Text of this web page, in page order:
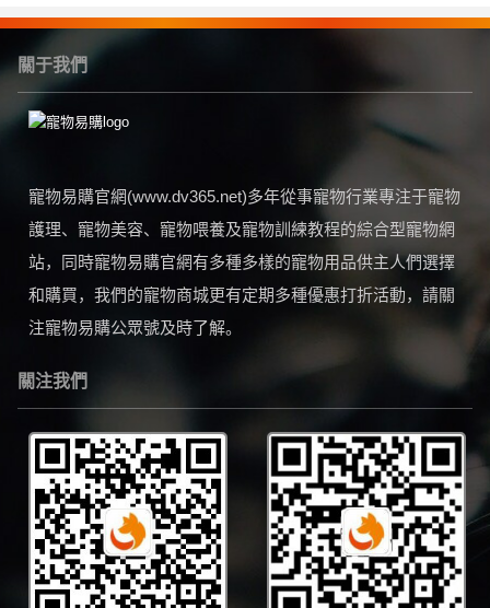
關于我們
寵物易購官網(www.dv365.net)多年從事寵物行業專注于寵物
護理、寵物美容、寵物喂養及寵物訓練教程的綜合型寵物網
站，同時寵物易購官網有多種多樣的寵物用品供主人們選擇
和購買，我們的寵物商城更有定期多種優惠打折活動，請關
注寵物易購公眾號及時了解。
關注我們